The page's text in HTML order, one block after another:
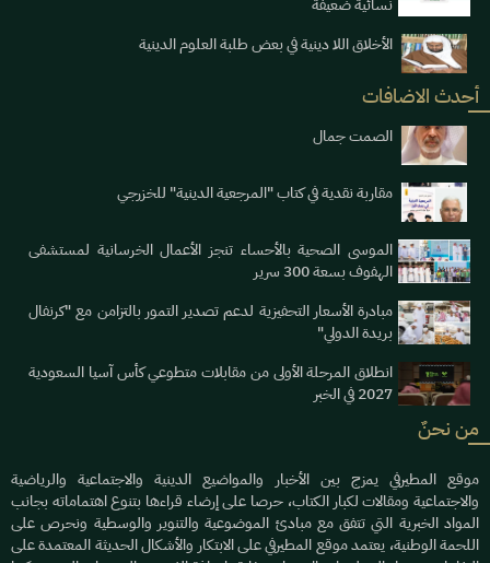
نسائية ضعيفة
الأخلاق اللا دينية في بعض طلبة العلوم الدينية
أحدث الاضافات
الصمت جمال
مقاربة نقدية في كتاب "المرجعية الدينية" للخزرجي
الموسى الصحية بالأحساء تنجز الأعمال الخرسانية لمستشفى
الهفوف بسعة 300 سرير
مبادرة الأسعار التحفيزية لدعم تصدير التمور بالتزامن مع "كرنفال
بريدة الدولي"
انطلاق المرحلة الأولى من مقابلات متطوعي كأس آسيا السعودية
2027 في الخبر
من نحنٌ
موقع المطيرفي يمزج بين الأخبار والمواضيع الدينية والاجتماعية والرياضية
والاجتماعية ومقالات لكبار الكتاب، حرصا على إرضاء قراءها بتنوع اهتماماته بجانب
المواد الخبرية التي تتفق مع مبادئ الموضوعية والتنوير والوسطية ونحرص على
اللحمة الوطنية، يعتمد موقع المطيرفي على الابتكار والأشكال الحديثة المعتمدة على